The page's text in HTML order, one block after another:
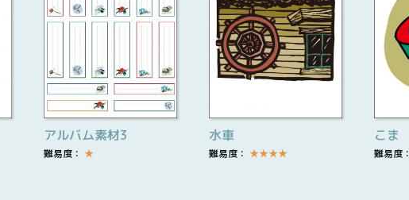
アルバム素材3
難易度： ★
水車
難易度： ★★★★
こま
難易度：